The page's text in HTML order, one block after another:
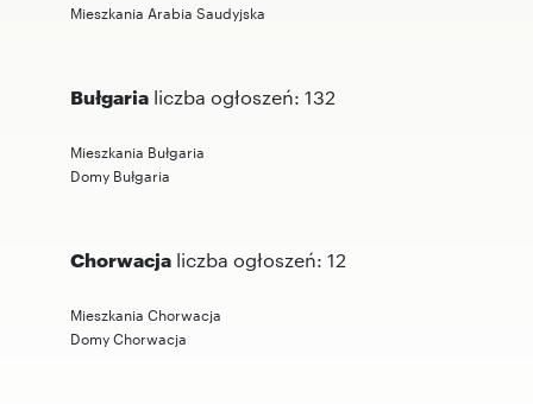
Mieszkania Arabia Saudyjska
Bułgaria liczba ogłoszeń: 132
Mieszkania Bułgaria
Domy Bułgaria
Chorwacja liczba ogłoszeń: 12
Mieszkania Chorwacja
Domy Chorwacja